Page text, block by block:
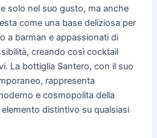
solo nel suo gusto, ma anche
come una base deliziosa per
a barman e appassionati di
creando così cocktail
La bottiglia Santero, con il suo
rappresenta
e cosmopolita della
distintivo su qualsiasi